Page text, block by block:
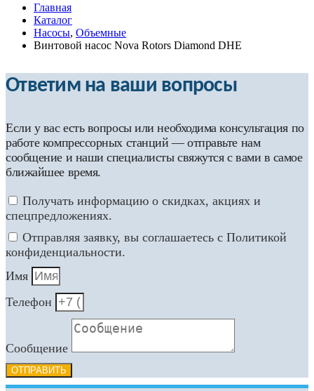
Главная
Каталог
Насосы, Объемные
Винтовой насос Nova Rotors Diamond DHE
Ответим на ваши вопросы
Если у вас есть вопросы или необходима консультация по
работе компрессорных станций — отправьте нам
сообщение и наши специалисты свяжутся с вами в самое
ближайшее время.
Получать информацию о скидках, акциях и
спецпредложениях.
Отправляя заявку, вы соглашаетесь с Политикой
конфиденциальности.
Имя
Телефон
Сообщение
ОТПРАВИТЬ